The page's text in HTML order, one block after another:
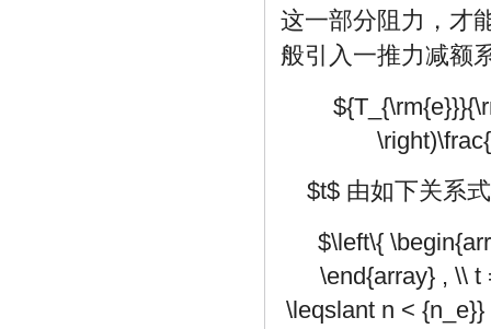
这一部分阻力，才
般引入一推力减额
$t$ 由如下关系
$\left\{
\end{array} , \\ t
\leqslant n <